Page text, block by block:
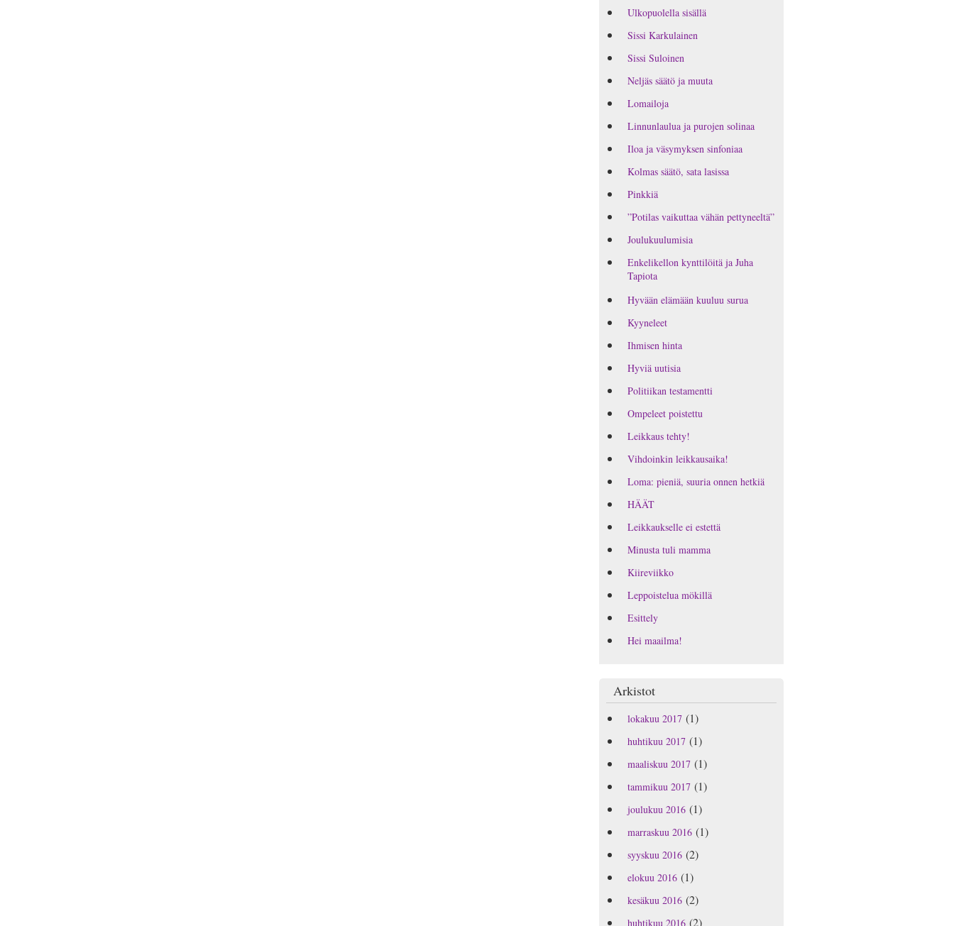
Ulkopuolella sisällä
Sissi Karkulainen
Sissi Suloinen
Neljäs säätö ja muuta
Lomailoja
Linnunlaulua ja purojen solinaa
Iloa ja väsymyksen sinfoniaa
Kolmas säätö, sata lasissa
Pinkkiä
”Potilas vaikuttaa vähän pettyneeltä”
Joulukuulumisia
Enkelikellon kynttilöitä ja Juha
Tapiota
Hyvään elämään kuuluu surua
Kyyneleet
Ihmisen hinta
Hyviä uutisia
Politiikan testamentti
Ompeleet poistettu
Leikkaus tehty!
Vihdoinkin leikkausaika!
Loma: pieniä, suuria onnen hetkiä
HÄÄT
Leikkaukselle ei estettä
Minusta tuli mamma
Kiireviikko
Leppoistelua mökillä
Esittely
Hei maailma!
Arkistot
lokakuu 2017(1)
huhtikuu 2017(1)
maaliskuu 2017(1)
tammikuu 2017(1)
joulukuu 2016(1)
marraskuu 2016(1)
syyskuu 2016(2)
elokuu 2016(1)
kesäkuu 2016(2)
huhtikuu 2016(2)